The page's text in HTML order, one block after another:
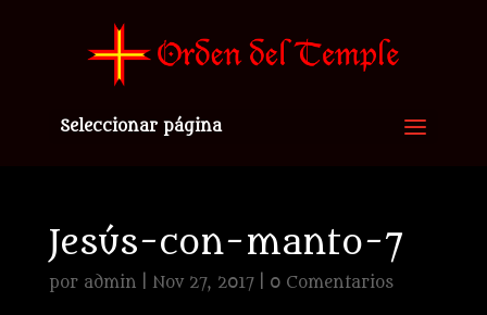
Seleccionar página
Jesús-con-manto-7
por admin Nov 27, 2017| 0 Comentarios